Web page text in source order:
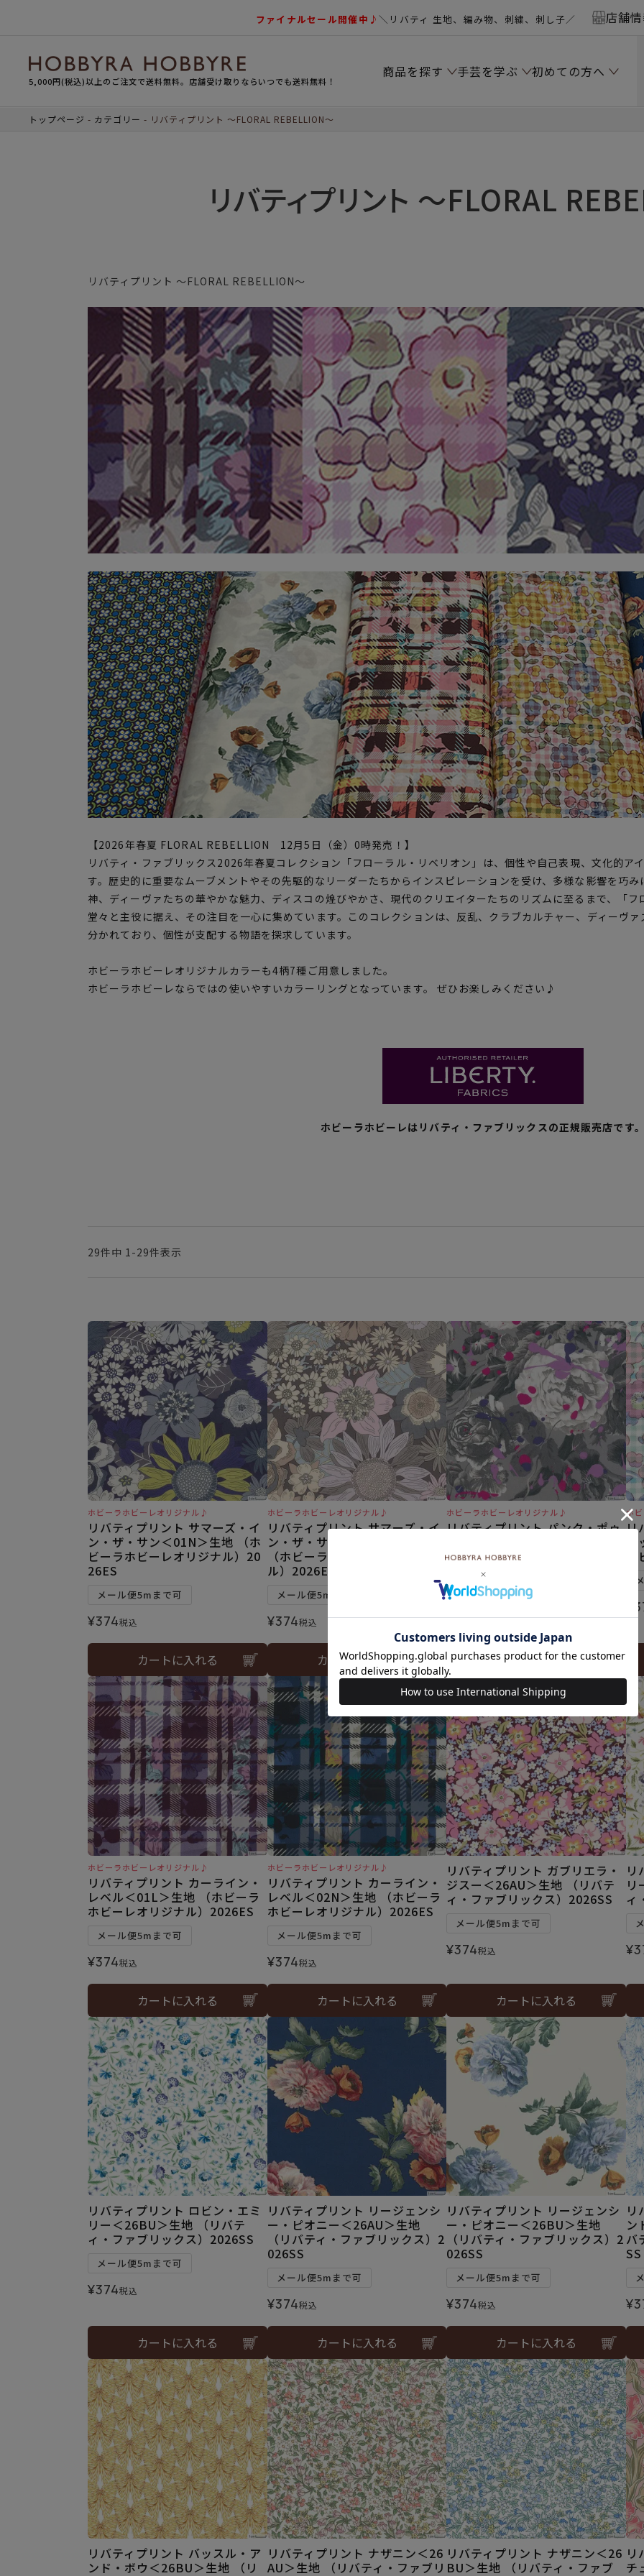
ファイナルセール開催中♪＼リバティ 生地、編み物、刺繍、刺し子／ 店舗
5,000円(税込)以上のご注文で送料無料。店舗受け取りならいつでも送料無料！
商品を探す 手芸を学ぶ 初めての方へ
トップページ カテゴリー リバティプリント ～FLORAL REBELLION～
リバティプリント ～FLORAL
リバティプリント ～FLORAL REBELLION～
【2026年春夏 FLORAL REBELLION 12月5日（金）0時発売！】
リバティ・ファブリックス2026年春夏コレクション「フローラル・リベリオン」は、個性や自己表現、文化的ア
す。歴史的に重要なムーブメントやその先駆的なリーダーたちからインスピレーションを受け、多様な影響を巧
神、ディーヴァたちの華やかな魅力、ディスコの煌びやかさ、現代のクリエイターたちのリズムに至るまで、「
堂々と主役に据え、その注目を一心に集めています。このコレクションは、反乱、クラブカルチャー、ディーヴ
分かれており、個性が支配する物語を探求しています。
ホビーラホビーレオリジナルカラーも4柄7種ご用意しました。
ホビーラホビーレならではの使いやすいカラーリングとなっています。 ぜひお楽しみください♪
ホビーラホビーレはリバティ・ファブリックスの正規販売店です。
29件中 1 -29件表示
ホビーラホビーレオリジナル♪
リバティプリント サマーズ・イ
ン・ザ・サン＜01N＞生地 （ホ
ビーラホビーレオリジナル）20
26ES
メール便5mまで可
¥374税込
カートに入れる
ホビーラホビーレオリジナル♪
リバティプリント サマーズ・イ
ン・ザ・サン＜02GR＞生地
（ホビーラホビーレオリジナ
ル）2026ES
メール便5mまで可
¥374税込
カートに入れる
ホビーラホビーレオリジナル♪
リバティプリント パンク・ポゥ
ホビーレオリジナル）2026ES
メール便5mまで可
カートに入れる
ホ
リ
ホビーラホビーレオリジナル♪
リバティプリント カーライン・
レベル＜01L＞生地 （ホビーラ
ホビーレオリジナル）2026ES
メール便5mまで可
¥374税込
カートに入れる
ホビーラホビーレオリジナル♪
リバティプリント カーライン・
レベル＜02N＞生地 （ホビーラ
ホビーレオリジナル）2026ES
メール便5mまで可
¥374税込
カートに入れる
リバティプリント ガブリエラ・
ジスー＜26AU＞生地 （リバテ
ィ・ファブリックス）2026SS
メール便5mまで可
¥374税込
カートに入れる
リ
リ
ィ
¥
リバティプリント ロビン・エミ
リー＜26BU＞生地 （リバテ
ィ・ファブリックス）2026SS
メール便5mまで可
¥374税込
カートに入れる
リバティプリント リージェンシ
ー・ピオニー＜26AU＞生地
（リバティ・ファブリックス）2
026SS
メール便5mまで可
¥374税込
カートに入れる
リバティプリント リージェンシ
ー・ピオニー＜26BU＞生地
（リバティ・ファブリックス）2
026SS
メール便5mまで可
¥374税込
カートに入れる
リ
ン
バ
SS
¥
リバティプリント バッスル・ア
ンド・ボウ＜26BU＞生地 （リ
リバティプリント ナザニン＜26
AU＞生地 （リバティ・ファブリ
リバティプリント ナザニン＜26
BU＞生地 （リバティ・ファブ
リ
チ